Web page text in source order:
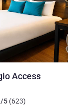
Access
กแขก (เรทติ้งบน ALL)
5 (623รีวิว รายการ
)